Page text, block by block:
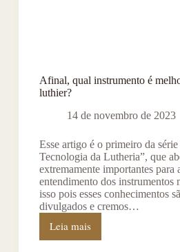
Afinal, qual instrumento é
luthier?
14 de novembro de 2023
Esse artigo é o primeiro da
Tecnologia da Lutheria”, que
extremamente importantes para
entendimento dos instrumentos
isso pois esses conhecimentos
divulgados e cremos…
Leia mais